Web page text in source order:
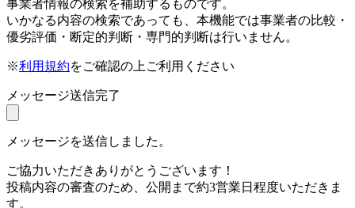
事業者情報の検索を補助するものです。
いかなる内容の検索であっても、本機能では事業者の比較・
優劣評価・断定的判断・専門的判断は行いません。
※利用規約をご確認の上ご利用ください
メッセージ送信完了
メッセージを送信しました。
ご協力いただきありがとうございます！
投稿内容の審査のため、公開まで約3営業日程度いただきま
す。